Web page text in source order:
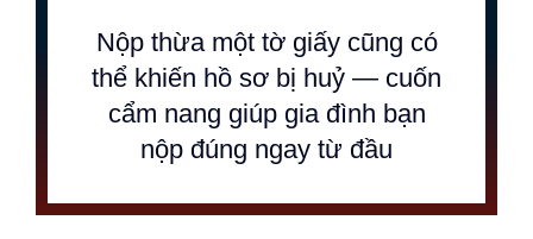
Nộp thừa một tờ giấy cũng có
thể khiến hồ sơ bị huỷ — cuốn
cẩm nang giúp gia đình bạn
nộp đúng ngay từ đầu